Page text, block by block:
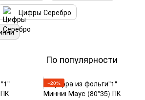
Цифры Серебро
По популярности
−20%